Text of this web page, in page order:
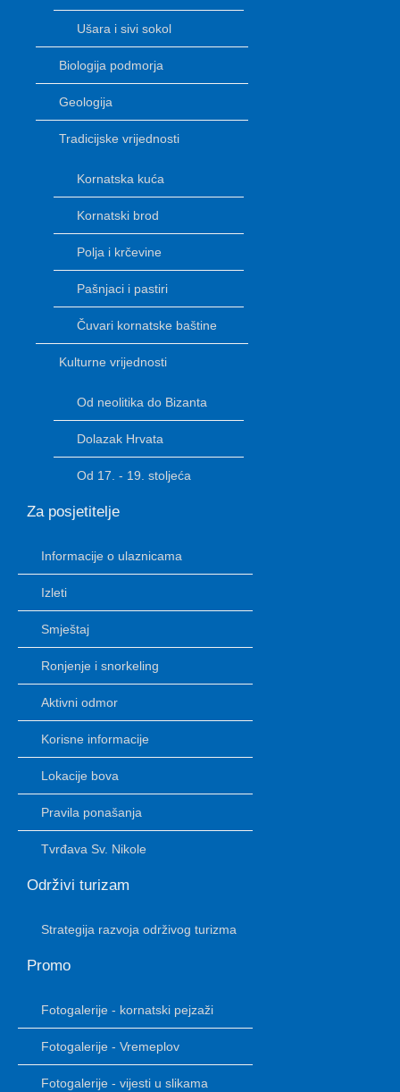
Ušara i sivi sokol
Biologija podmorja
Geologija
Tradicijske vrijednosti
Kornatska kuća
Kornatski brod
Polja i krčevine
Pašnjaci i pastiri
Čuvari kornatske baštine
Kulturne vrijednosti
Od neolitika do Bizanta
Dolazak Hrvata
Od 17. - 19. stoljeća
Za posjetitelje
Informacije o ulaznicama
Izleti
Smještaj
Ronjenje i snorkeling
Aktivni odmor
Korisne informacije
Lokacije bova
Pravila ponašanja
Tvrđava Sv. Nikole
Održivi turizam
Strategija razvoja održivog turizma
Promo
Fotogalerije - kornatski pejzaži
Fotogalerije - Vremeplov
Fotogalerije - vijesti u slikama